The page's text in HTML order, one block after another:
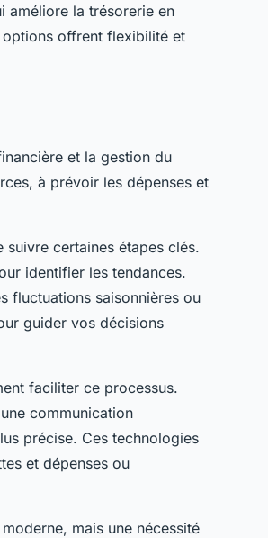
améliore la trésorerie en
options offrent flexibilité et
et la gestion du
à prévoir les dépenses et
certaines étapes clés.
identifier les tendances.
fluctuations saisonnières ou
guider vos décisions
faciliter ce processus.
communication
précise. Ces technologies
et dépenses ou
mais une nécessité